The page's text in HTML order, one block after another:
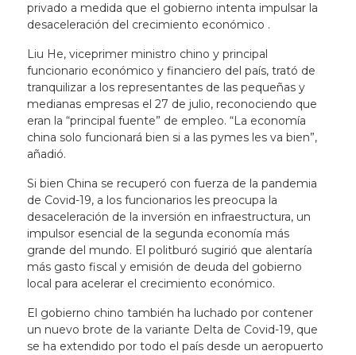
privado a medida que el gobierno intenta impulsar la
desaceleración del crecimiento económico .
Liu He, viceprimer ministro chino y principal
funcionario económico y financiero del país, trató de
tranquilizar a los representantes de las pequeñas y
medianas empresas el 27 de julio, reconociendo que
eran la “principal fuente” de empleo. “La economía
china solo funcionará bien si a las pymes les va bien”,
añadió.
Si bien China se recuperó con fuerza de la pandemia
de Covid-19, a los funcionarios les preocupa la
desaceleración de la inversión en infraestructura, un
impulsor esencial de la segunda economía más
grande del mundo. El politburó sugirió que alentaría
más gasto fiscal y emisión de deuda del gobierno
local para acelerar el crecimiento económico.
El gobierno chino también ha luchado por contener
un nuevo brote de la variante Delta de Covid-19, que
se ha extendido por todo el país desde un aeropuerto